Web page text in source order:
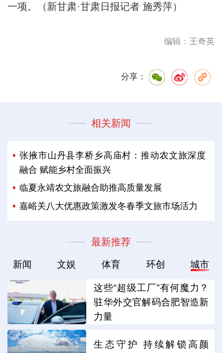
一项。（新甘肃·甘肃日报记者 施秀萍）
编辑：王奇英
分享：
相关新闻
张掖市山丹县李桥乡高庙村：推动农文旅深度
融合 赋能乡村全面振兴
临夏永靖农文旅融合助推高质量发展
嘉峪关八大优惠政策激发冬春季文旅市场活力
最新推荐
新闻 文娱 体育 环创 城市
这些“超级工厂”有何魔力？
驻华外交官解码合肥智造新
力量
生态守护 持续解锁高颜